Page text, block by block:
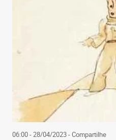
06:00 - 28/04/2023- Compartilhe